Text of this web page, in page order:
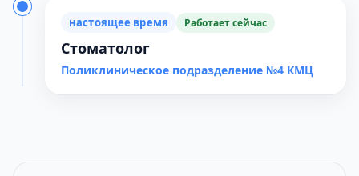
настоящее время Работает сейчас
Стоматолог
Поликлиническое подразделение №4 КМЦ